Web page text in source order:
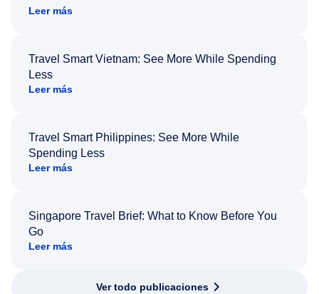
Leer más
Travel Smart Vietnam: See More While Spending
Less
Leer más
Travel Smart Philippines: See More While
Spending Less
Leer más
Singapore Travel Brief: What to Know Before You
Go
Leer más
Ver todo publicaciones